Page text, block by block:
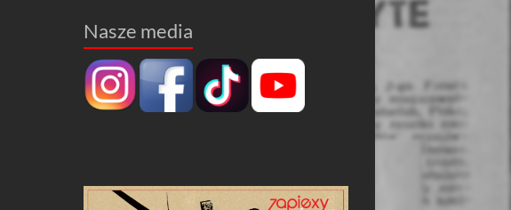
Nasze media